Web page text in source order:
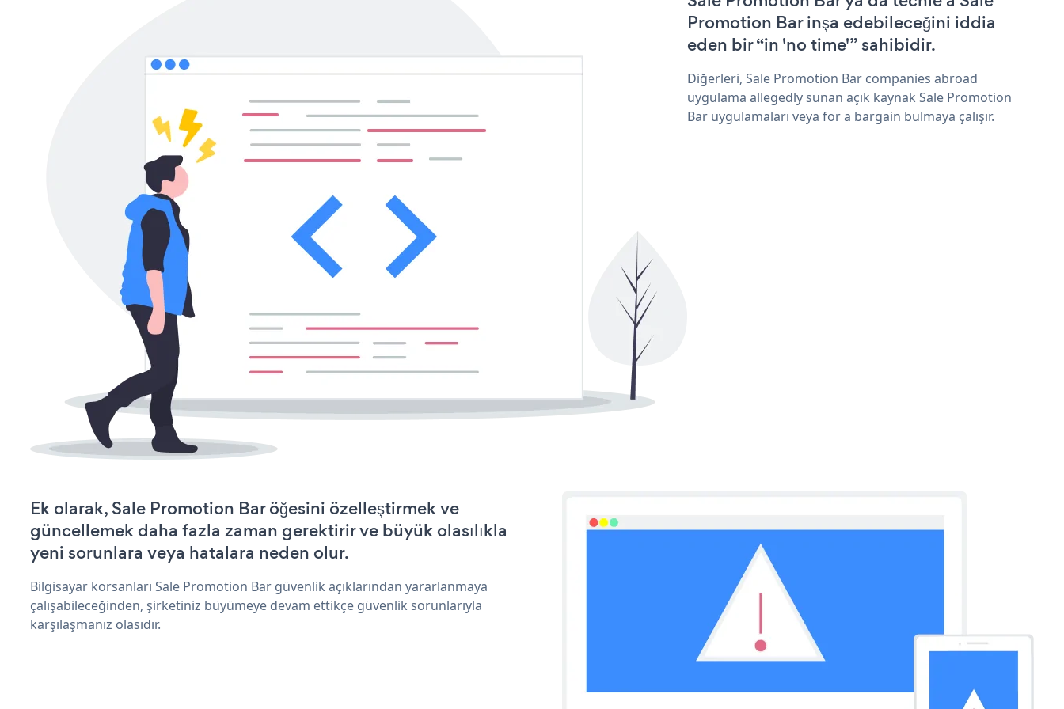
Promotion Bar inşa edebileceğini iddia
eden bir “in 'no time'” sahibidir.
Diğerleri, Sale Promotion Bar companies abroad
uygulama allegedly sunan açık kaynak Sale Promotion
Bar uygulamaları veya for a bargain bulmaya çalışır.
Ek olarak, Sale Promotion Bar öğesini özelleştirmek ve
güncellemek daha fazla zaman gerektirir ve büyük olasılıkla
yeni sorunlara veya hatalara neden olur.
Bilgisayar korsanları Sale Promotion Bar güvenlik açıklarından yararlanmaya
çalışabileceğinden, şirketiniz büyümeye devam ettikçe güvenlik sorunlarıyla
karşılaşmanız olasıdır.